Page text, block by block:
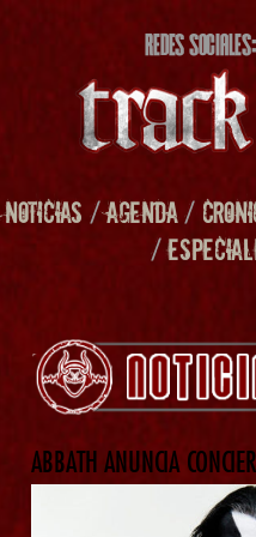
REDES SOCIALES:
NOTICIAS /AGENDA/
/
ABBATH ANUNCIA